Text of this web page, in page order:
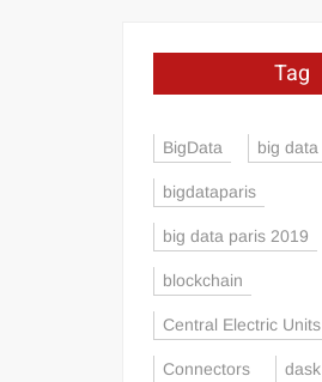
Tag
BigData big data
bigdataparis
big data paris 2019
blockchain
Central Electric Units
Connectors dask